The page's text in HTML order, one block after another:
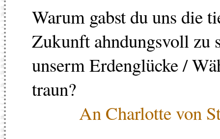
Warum gabst du uns die
Zukunft ahndungsvoll zu
unserm Erdenglücke /
traun?
An Charlotte von